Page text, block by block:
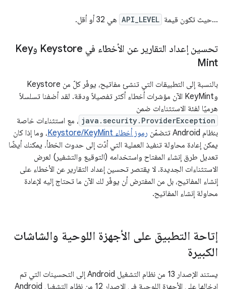
...حيث تكون قيمة API_LEVEL هي 32 أو أقل.
تحسين إعداد التقارير عن الأخطاء في Keystore وKey
Mint
بالنسبة إلى التطبيقات التي تنشئ مفاتيح، يوفّر كلّ من Keystore
وKeyMint الآن مؤشرات أخطاء أكثر تفصيلاً ودقة. لقد أضفنا تسلسلاً
هرميًا لفئة الاستثناءات ضمن
java.security.ProviderException ، مع استثناءات خاصة
بنظام Android تتضمّن
رموز أخطاء Keystore/KeyMint
، وما إذا كان
يمكن إعادة محاولة تنفيذ العملية التي أدّت إلى حدوث الخطأ. يمكنك أيضًا
تعديل طرق إنشاء المفتاح واستخدامه (التوقيع والتشفير) لعرض
الاستثناءات الجديدة. لا يقتصر تحسين إعداد التقارير عن الأخطاء على
إنشاء المفاتيح، بل من المفترض أن يوفّر لك الآن ما تحتاج إليه لإعادة
محاولة إنشاء المفاتيح.
إتاحة التطبيق على الأجهزة اللوحية والشاشات
الكبيرة
يستند الإصدار 13 من نظام التشغيل Android إلى التحسينات التي تم
إدخالها على الأجهزة اللوحية في الإصدار 12 من نظام التشغيل Android